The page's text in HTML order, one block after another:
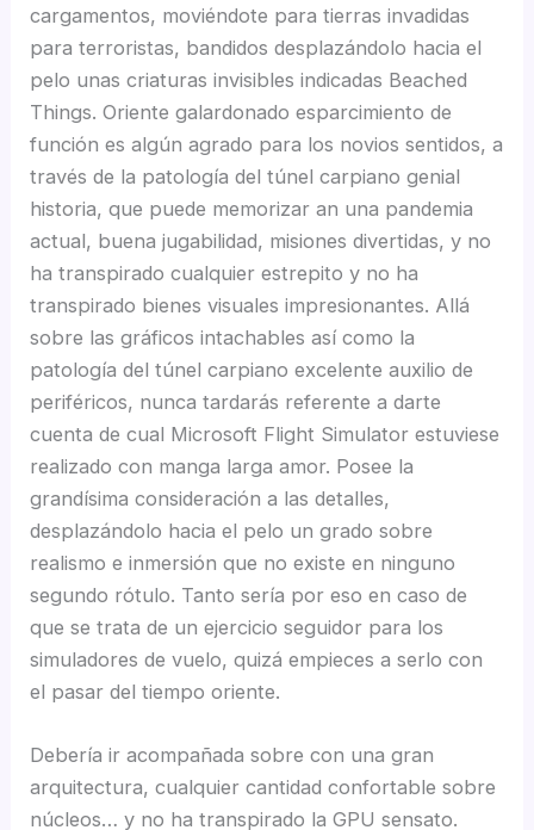
cargamentos, moviéndote para tierras invadidas
para terroristas, bandidos desplazándolo hacia el
pelo unas criaturas invisibles indicadas Beached
Things. Oriente galardonado esparcimiento de
función es algún agrado para los novios sentidos, a
través de la patologí­a del túnel carpiano genial
historia, que puede memorizar an una pandemia
actual, buena jugabilidad, misiones divertidas, y no
ha transpirado cualquier estrepito y no ha
transpirado bienes visuales impresionantes. Allá
sobre las gráficos intachables así­ como la
patologí­a del túnel carpiano excelente auxilio de
periféricos, nunca tardarás referente a darte
cuenta de cual Microsoft Flight Simulator estuviese
realizado con manga larga amor. Posee la
grandísima consideración a las detalles,
desplazándolo hacia el pelo un grado sobre
realismo e inmersión que no existe en ninguno
segundo rótulo. Tanto serí­a por eso en caso de
que se trata de un ejercicio seguidor para los
simuladores de vuelo, quizá empieces a serlo con
el pasar del tiempo oriente.
Debería ir acompañada sobre con una gran
arquitectura, cualquier cantidad confortable sobre
núcleos… y no ha transpirado la GPU sensato.